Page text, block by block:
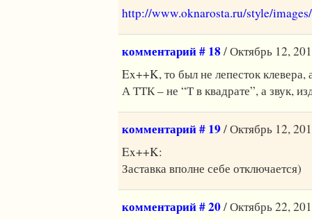
http://www.oknarosta.ru/style/
комментарий # 18/ Октябрь 12,
Ex++K, то был не лепесток
А ТТК – не “Т в квадрате”, а звук,
комментарий # 19/ Октябрь 12,
Ex++K:
Заставка вполне себе отключается)
комментарий # 20/ Октябрь 22,